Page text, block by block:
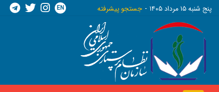
پنج شنبه ١٥ مرداد ١٤٠٥ جستجو پیشرفته EN